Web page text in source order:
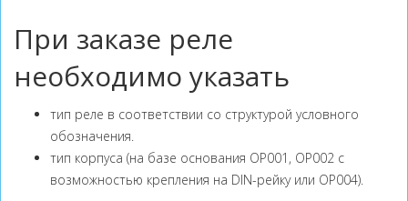
При заказе реле
необходимо указать
тип реле в соответствии со структурой условного
обозначения.
тип корпуса (на базе основания ОР001, ОР002 с
возможностью крепления на DIN-рейку или ОР004).